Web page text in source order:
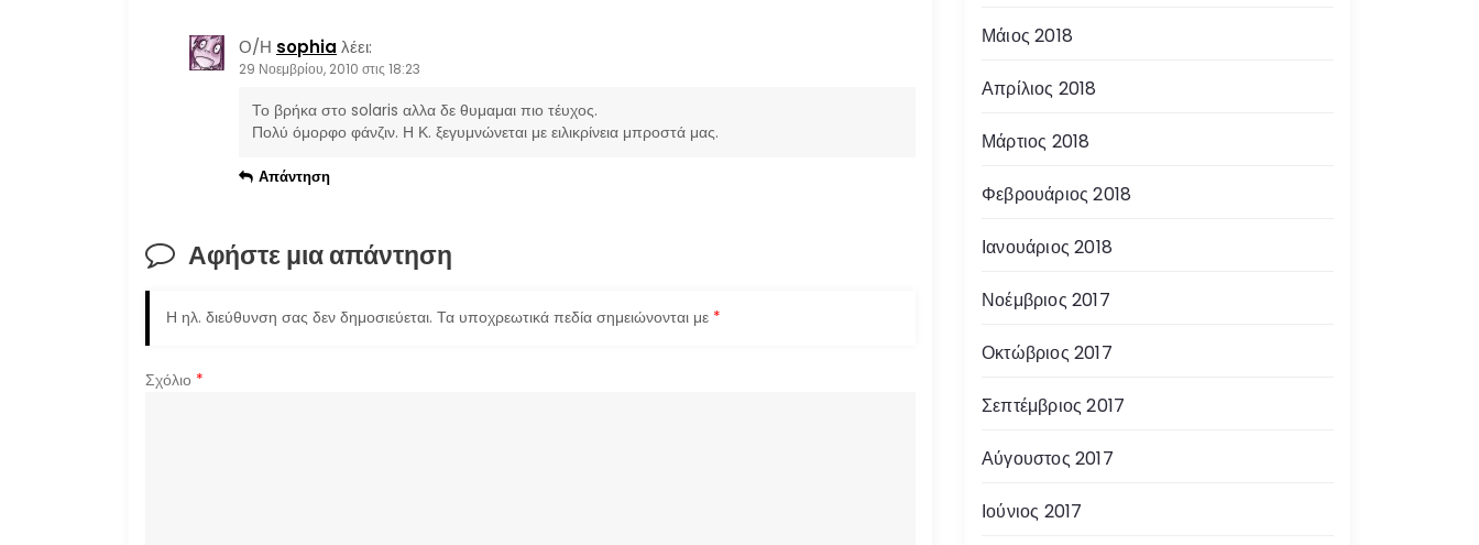
θ
ρ
ω
ν
Ο/Η sophia λέει:
29 Νοεμβρίου, 2010 στις 18:23
Το βρήκα στο solaris αλλα δε θυμαμαι πιο τέυχος.
Πολύ όμορφο φάνζιν. Η Κ. ξεγυμνώνεται με ειλικρίνεια μπροστά μας.
Απάντηση
Αφήστε μια απάντηση
Η ηλ. διεύθυνση σας δεν δημοσιεύεται. Τα υποχρεωτικά πεδία σημειώνονται με *
Σχόλιο *
Μάιος 2018
Απρίλιος 2018
Μάρτιος 2018
Φεβρουάριος 2018
Ιανουάριος 2018
Νοέμβριος 2017
Οκτώβριος 2017
Σεπτέμβριος 2017
Αύγουστος 2017
Ιούνιος 2017